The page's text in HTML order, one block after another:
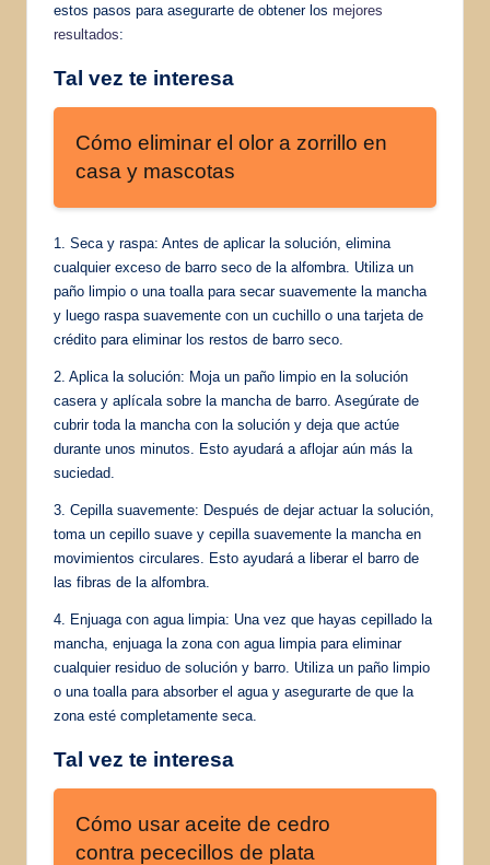
estos pasos para asegurarte de obtener los mejores
resultados:
Tal vez te interesa
Cómo eliminar el olor a zorrillo en
casa y mascotas
1. Seca y raspa: Antes de aplicar la solución, elimina
cualquier exceso de barro seco de la alfombra. Utiliza un
paño limpio o una toalla para secar suavemente la mancha
y luego raspa suavemente con un cuchillo o una tarjeta de
crédito para eliminar los restos de barro seco.
2. Aplica la solución: Moja un paño limpio en la solución
casera y aplícala sobre la mancha de barro. Asegúrate de
cubrir toda la mancha con la solución y deja que actúe
durante unos minutos. Esto ayudará a aflojar aún más la
suciedad.
3. Cepilla suavemente: Después de dejar actuar la solución,
toma un cepillo suave y cepilla suavemente la mancha en
movimientos circulares. Esto ayudará a liberar el barro de
las fibras de la alfombra.
4. Enjuaga con agua limpia: Una vez que hayas cepillado la
mancha, enjuaga la zona con agua limpia para eliminar
cualquier residuo de solución y barro. Utiliza un paño limpio
o una toalla para absorber el agua y asegurarte de que la
zona esté completamente seca.
Tal vez te interesa
Cómo usar aceite de cedro
contra pececillos de plata